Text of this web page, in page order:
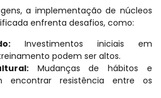
a implementação de núcleos
enfrenta desafios, como:
Investimentos iniciais em
podem ser altos.
Mudanças de hábitos e
encontrar resistência entre os